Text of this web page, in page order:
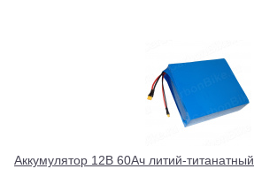
Аккумулятор 12В 60Ач литий-